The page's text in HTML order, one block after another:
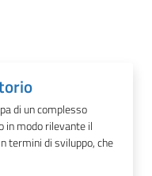
di un complesso
in modo rilevante il
termini di sviluppo, che